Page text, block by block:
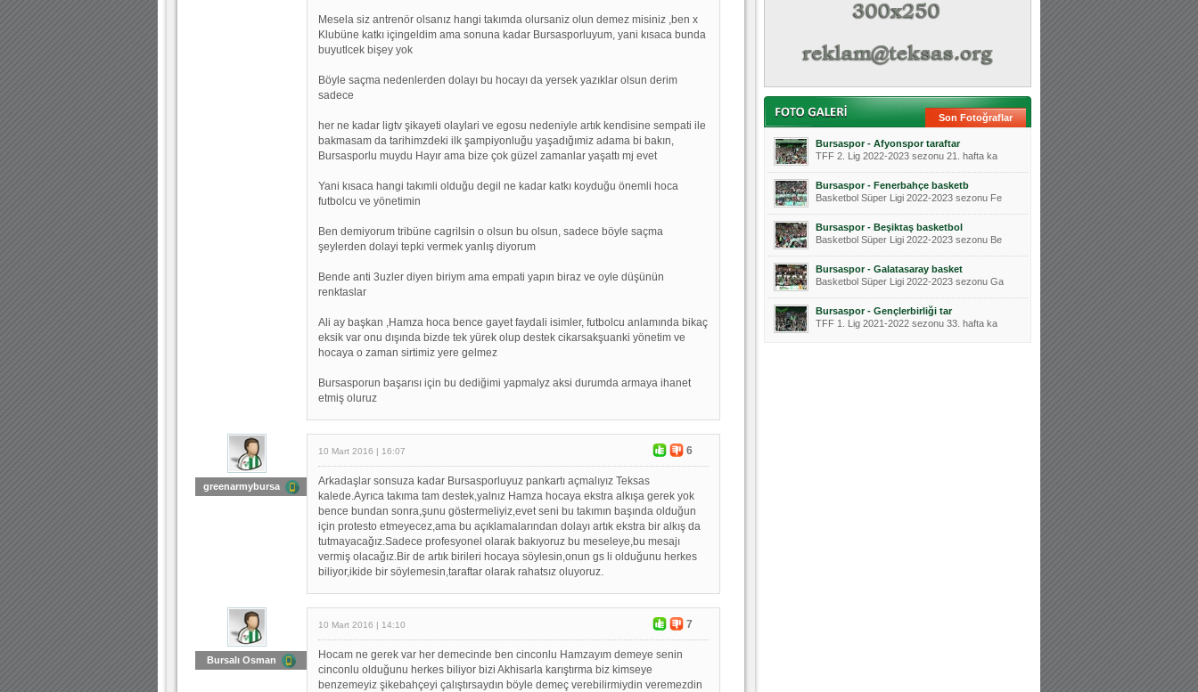
Mesela siz antrenör olsanız hangi takımda olursaniz olun demez misiniz ,ben x
Klubüne katkı içingeldim ama sonuna kadar Bursasporluyum, yani kısaca bunda
buyutlcek bişey yok
Böyle saçma nedenlerden dolayı bu hocayı da yersek yazıklar olsun derim
sadece
her ne kadar ligtv şikayeti olaylari ve egosu nedeniyle artık kendisine sempati ile
bakmasam da tarihimzdeki ilk şampiyonluğu yaşadığımiz adama bi bakın,
Bursasporlu muydu Hayır ama bize çok güzel zamanlar yaşattı mj evet
Yani kısaca hangi takımli olduğu degil ne kadar katkı koyduğu önemli hoca
futbolcu ve yönetimin
Ben demiyorum tribüne cagrilsin o olsun bu olsun, sadece böyle saçma
şeylerden dolayi tepki vermek yanlış diyorum
Bende anti 3uzler diyen biriym ama empati yapın biraz ve oyle düşünün
renktaslar
Ali ay başkan ,Hamza hoca bence gayet faydali isimler, futbolcu anlamında bikaç
eksik var onu dışında bizde tek yürek olup destek cikarsakşuanki yönetim ve
hocaya o zaman sirtimiz yere gelmez
Bursasporun başarısı için bu dediğimi yapmalyz aksi durumda armaya ihanet
etmiş oluruz
greenarmybursa
10 Mart 2016 | 16:07 6
Arkadaşlar sonsuza kadar Bursasporluyuz pankartı açmalıyız Teksas
kalede.Ayrıca takıma tam destek,yalnız Hamza hocaya ekstra alkışa gerek yok
bence bundan sonra,şunu göstermeliyiz,evet seni bu takımın başında olduğun
için protesto etmeyecez,ama bu açıklamalarından dolayı artık ekstra bir alkış da
tutmayacağız.Sadece profesyonel olarak bakıyoruz bu meseleye,bu mesajı
vermiş olacağız.Bir de artık birileri hocaya söylesin,onun gs li olduğunu herkes
biliyor,ikide bir söylemesin,taraftar olarak rahatsız oluyoruz.
Bursalı Osman
10 Mart 2016 | 14:10 7
Hocam ne gerek var her demecinde ben cinconlu Hamzayım demeye senin
cinconlu olduğunu herkes biliyor bizi Akhisarla karıştırma biz kimseye
benzemeyiz şikebahçeyi çalıştırsaydın böyle demeç verebilirmiydin veremezdin
Son Fotoğraflar
Bursaspor - Afyonspor taraftar
TFF 2. Lig 2022-2023 sezonu 21. hafta ka
Bursaspor - Fenerbahçe basketb
Basketbol Süper Ligi 2022-2023 sezonu Fe
Bursaspor - Beşiktaş basketbol
Basketbol Süper Ligi 2022-2023 sezonu Be
Bursaspor - Galatasaray basket
Basketbol Süper Ligi 2022-2023 sezonu Ga
Bursaspor - Gençlerbirliği tar
TFF 1. Lig 2021-2022 sezonu 33. hafta ka